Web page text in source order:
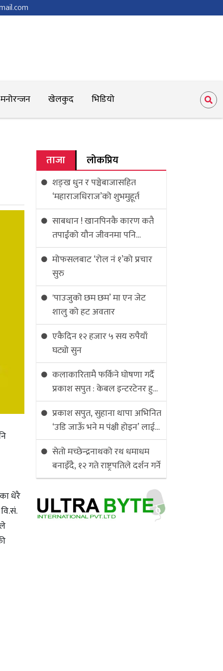
मनोरन्जन खेलकुद भिडियो
धेरै
ताजा लोकप्रिय
शङ्ख धुन र पञ्चेबाजासहित
‘महाराजधिराज’को शुभमुहूर्त
साबधान ! खानपिनकै कारण कतै
तपाईंको यौन जीवनमा पनि
प्रभावित त भइरहेको छैन ?
मोफसलबाट ‘रोल नं १’को प्रचार
सुरु
'पाउजुको छम छम’ मा एन जेट
शालु को हट अवतार
एकैदिन १२ हजार ५ सय रुपैयाँ
घट्यो सुन
कलाकारितामै फर्किने घोषणा गर्दै
प्रकाश सपुत : केबल इन्टरटेनर हुन
चाहन्छु
प्रकाश सपुत, सुहाना थापा अभिनित
‘उडि जाऊँ भने म पंक्षी होइन’ लाई
लोभलाग्दो भ्यूज
सेतो मच्छेन्द्रनाथको रथ धमाधम
बनाइँदै, १२ गते राष्ट्रपतिले दर्शन गर्ने